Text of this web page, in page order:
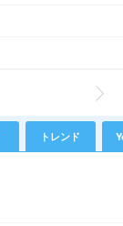
トレンド